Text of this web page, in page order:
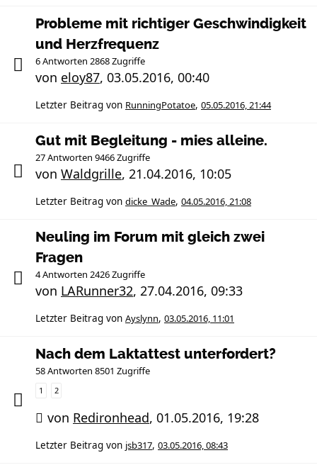
Probleme mit richtiger Geschwindigkeit
und Herzfrequenz
6 Antworten 2868 Zugriffe
von eloy87, 03.05.2016, 00:40
Letzter Beitrag von RunningPotatoe, 05.05.2016, 21:44
Gut mit Begleitung - mies alleine.
27 Antworten 9466 Zugriffe
von Waldgrille, 21.04.2016, 10:05
Letzter Beitrag von dicke_Wade, 04.05.2016, 21:08
Neuling im Forum mit gleich zwei
Fragen
4 Antworten 2426 Zugriffe
von LARunner32, 27.04.2016, 09:33
Letzter Beitrag von Ayslynn, 03.05.2016, 11:01
Nach dem Laktattest unterfordert?
58 Antworten 8501 Zugriffe
1 2
von Redironhead, 01.05.2016, 19:28
Letzter Beitrag von jsb317, 03.05.2016, 08:43